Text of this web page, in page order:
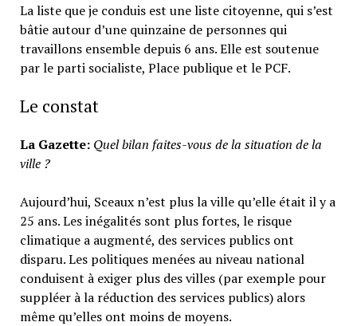
La liste que je conduis est une liste citoyenne, qui s’est
bâtie autour d’une quinzaine de personnes qui
travaillons ensemble depuis 6 ans. Elle est soutenue
par le parti socialiste, Place publique et le PCF.
Le constat
La Gazette: Quel bilan faites-vous de la situation de la
ville ?
Aujourd’hui, Sceaux n’est plus la ville qu’elle était il y a
25 ans. Les inégalités sont plus fortes, le risque
climatique a augmenté, des services publics ont
disparu. Les politiques menées au niveau national
conduisent à exiger plus des villes (par exemple pour
suppléer à la réduction des services publics) alors
même qu’elles ont moins de moyens.